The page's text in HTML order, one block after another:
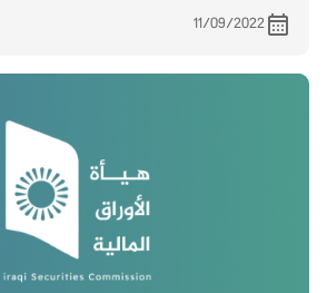
11/09/2022